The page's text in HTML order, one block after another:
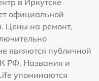
в Иркутске
официальной
Цены на ремонт,
являются публичной
РФ. Названия и
упоминаются